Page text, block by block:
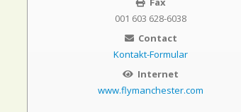
001 603 628-6038
Contact
Kontakt-Formular
Internet
www.flymanchester.com